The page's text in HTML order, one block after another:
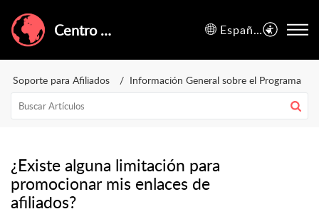
Centro de Ayuda de GuruWalk Español (España)
Soporte para Afiliados Información General sobre el Programa
¿Existe alguna limitación para
promocionar mis enlaces de
afiliados?